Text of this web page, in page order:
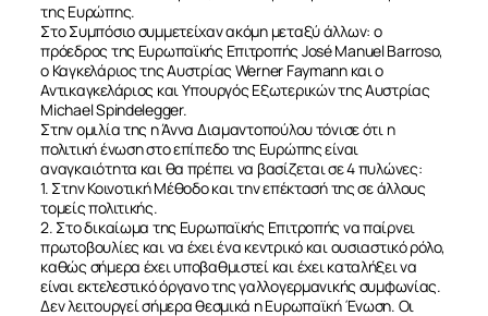
της Ευρώπης.
Στο Συμπόσιο συμμετείχαν ακόμη μεταξύ άλλων: ο
πρόεδρος της Ευρωπαϊκής Επιτροπής José Manuel Barroso,
ο Καγκελάριος της Αυστρίας Werner Faymann και ο
Αντικαγκελάριος και Υπουργός Εξωτερικών της Αυστρίας
Michael Spindelegger.
Στην ομιλία της η Άννα Διαμαντοπούλου τόνισε ότι η
πολιτική ένωση στο επίπεδο της Ευρώπης είναι
αναγκαιότητα και θα πρέπει να βασίζεται σε 4 πυλώνες:
1. Στην Κοινοτική Μέθοδο και την επέκτασή της σε άλλους
τομείς πολιτικής.
2. Στο δικαίωμα της Ευρωπαϊκής Επιτροπής να παίρνει
πρωτοβουλίες και να έχει ένα κεντρικό και ουσιαστικό ρόλο,
καθώς σήμερα έχει υποβαθμιστεί και έχει καταλήξει να
είναι εκτελεστικό όργανο της γαλλογερμανικής συμφωνίας.
Δεν λειτουργεί σήμερα θεσμικά η Ευρωπαϊκή Ένωση. Οι